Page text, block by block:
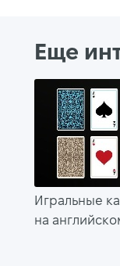
Еще
Игральные
на